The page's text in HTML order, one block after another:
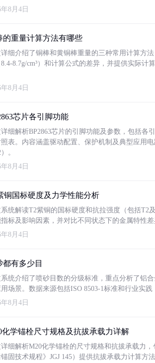
8月4日
的重量计算方法有哪些
细介绍了铜棒和黄铜棒重量的三种常用计算方
8.7g/cm³）和计算公式的差异，并提供实际计
8月4日
芯片各引脚功能
细解析BP2863芯片的引脚功能及参数，包括各
表。内容涵盖驱动配置、保护机制及典型应用
。
8月4日
铜国标硬度及力学性能分析
统解读T2紫铜的国标硬度和抗拉强度（包括T2
标及影响因素，并对比不同状态下的金属特性差
8月4日
都有多少目
统介绍了喷砂目数的分级标准，重点分析了铝
场景。数据来源包括ISO 8503-1标准和行业实
8月4日
化学锚栓尺寸规格及抗拔承载力详解
细解析M20化学锚栓的尺寸规格和抗拔承载力
固技术规程》JGJ 145）提供抗拔承载力计算方